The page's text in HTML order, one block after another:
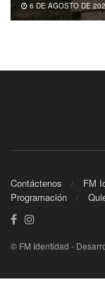
6 DE AGOSTO DE
Contáctenos FM
Programación
© FM Identidad -